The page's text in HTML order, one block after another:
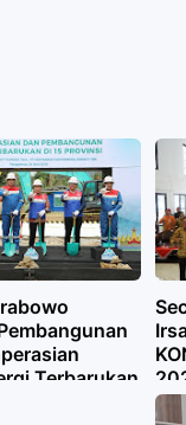
Terbarukan